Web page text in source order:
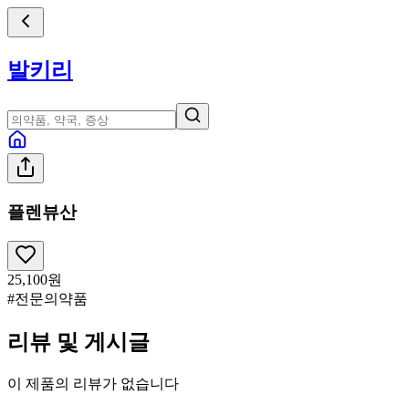
발키리
플렌뷰산
25,100원
#전문의약품
리뷰 및 게시글
이 제품의 리뷰가 없습니다